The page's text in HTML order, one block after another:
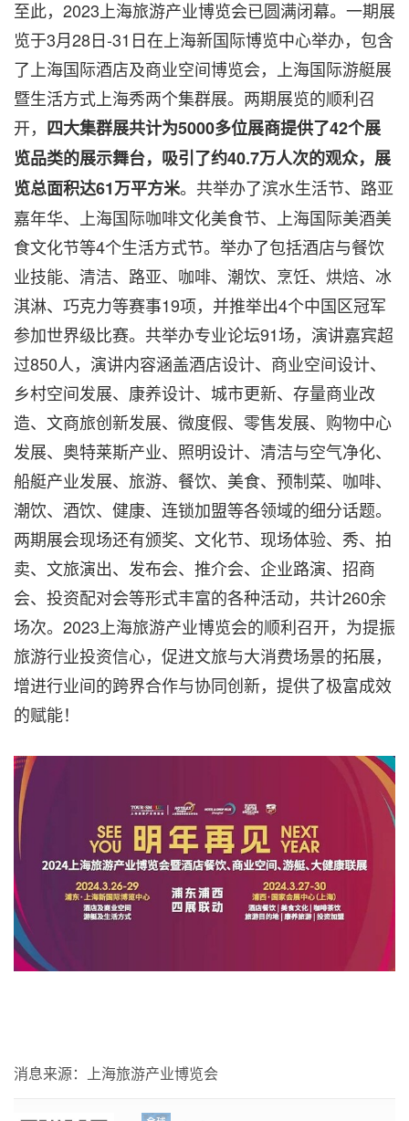
至此，2023上海旅游产业博览会已圆满闭幕。一期展
览于3月28日-31日在上海新国际博览中心举办，包含
了上海国际酒店及商业空间博览会，上海国际游艇展
暨生活方式上海秀两个集群展。两期展览的顺利召
开， 四大集群展共计为5000多位展商提供了42个展
览品类的展示舞台，吸引了约40.7万人次的观众，展
览总面积达61万平方米。共举办了滨水生活节、路亚
嘉年华、上海国际咖啡文化美食节、上海国际美酒美
食文化节等4个生活方式节。举办了包括酒店与餐饮
业技能、清洁、路亚、咖啡、潮饮、烹饪、烘焙、冰
淇淋、巧克力等赛事19项，并推举出4个中国区冠军
参加世界级比赛。共举办专业论坛91场，演讲嘉宾超
过850人，演讲内容涵盖酒店设计、商业空间设计、
乡村空间发展、康养设计、城市更新、存量商业改
造、文商旅创新发展、微度假、零售发展、购物中心
发展、奥特莱斯产业、照明设计、清洁与空气净化、
船艇产业发展、旅游、餐饮、美食、预制菜、咖啡、
潮饮、酒饮、健康、连锁加盟等各领域的细分话题。
两期展会现场还有颁奖、文化节、现场体验、秀、拍
卖、文旅演出、发布会、推介会、企业路演、招商
会、投资配对会等形式丰富的各种活动，共计260余
场次。2023上海旅游产业博览会的顺利召开，为提振
旅游行业投资信心，促进文旅与大消费场景的拓展，
增进行业间的跨界合作与协同创新，提供了极富成效
的赋能！
消息来源：上海旅游产业博览会